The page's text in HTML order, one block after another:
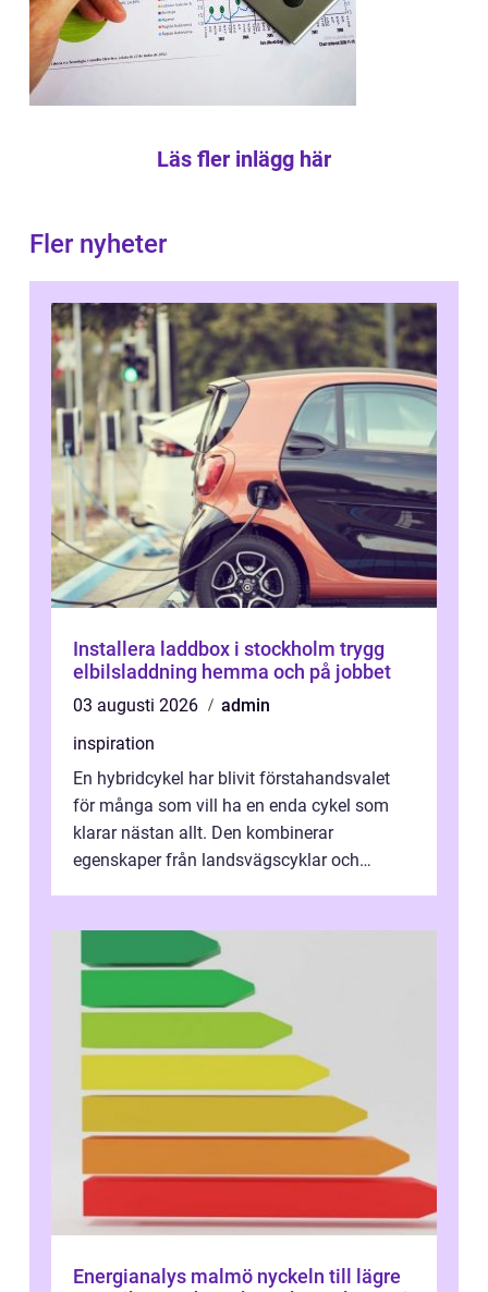
Läs fler inlägg här
Fler nyheter
Installera laddbox i stockholm trygg
elbilsladdning hemma och på jobbet
03 augusti 2026
admin
inspiration
En hybridcykel har blivit förstahandsvalet
för många som vill ha en enda cykel som
klarar nästan allt. Den kombinerar
egenskaper från landsvägscyklar och
Energianalys malmö nyckeln till lägre